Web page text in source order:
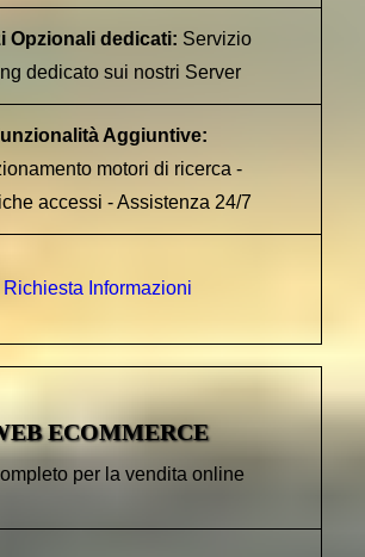
Opzionali dedicati: Servizio
dedicato sui nostri Server
Aggiuntive:
motori di ricerca -
accessi - Assistenza 24/7
Richiesta Informazioni
ECOMMERCE
per la vendita online